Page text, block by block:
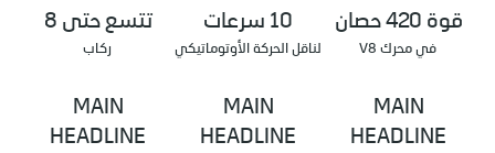
قوة 420 حصان
في محرك V8
10 سرعات
لناقل الحركة الأوتوماتيكي
تتسع حتى 8
ركاب
MAIN
HEADLINE
MAIN
HEADLINE
MAIN
HEADLINE